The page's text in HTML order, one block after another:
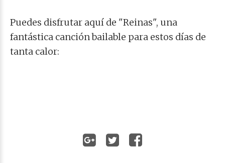
Puedes disfrutar aquí de "Reinas", una
fantástica canción bailable para estos días de
tanta calor: